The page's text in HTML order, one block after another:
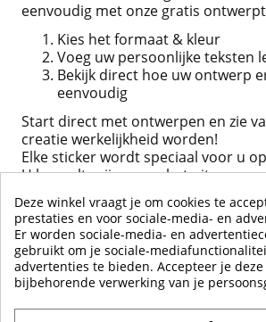
eenvoudig met onze gratis
Kies het formaat & kleur
Voeg uw persoonlijke teksten
Bekijk direct hoe uw ontwerp
eenvoudig
Start direct met ontwerpen en zie
creatie werkelijkheid worden!
Elke sticker wordt speciaal voor u
U bepaalt, wij voeren het uit.
START MET ONTWERPEN
Deze winkel vraagt je om cookies te
prestaties en voor sociale-media- en
Er worden sociale-media- en
gebruikt om je sociale-
advertenties te bieden. Accepteer je
bijbehorende verwerking van je